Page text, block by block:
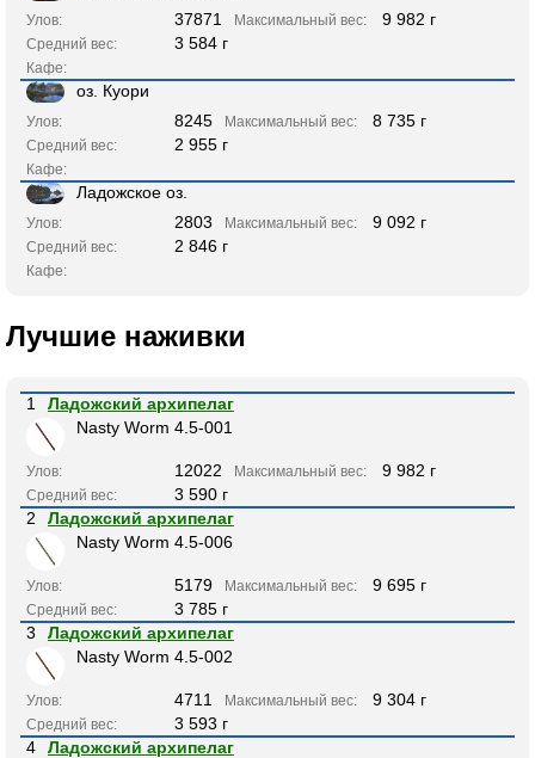
Улов: 37871 Максимальный вес: 9 982 г
Средний вес: 3 584 г
Кафе:
оз. Куори
Улов: 8245 Максимальный вес: 8 735 г
Средний вес: 2 955 г
Кафе:
Ладожское оз.
Улов: 2803 Максимальный вес: 9 092 г
Средний вес: 2 846 г
Кафе:
Лучшие наживки
1
Ладожский архипелаг
Nasty Worm 4.5-001
Улов: 12022 Максимальный вес: 9 982 г
Средний вес:
3 590 г
2
Ладожский архипелаг
Nasty Worm 4.5-006
Улов: 5179 Максимальный вес: 9 695 г
Средний вес:
3 785 г
3
Ладожский архипелаг
Nasty Worm 4.5-002
Улов: 4711 Максимальный вес: 9 304 г
Средний вес:
3 593 г
4
Ладожский архипелаг